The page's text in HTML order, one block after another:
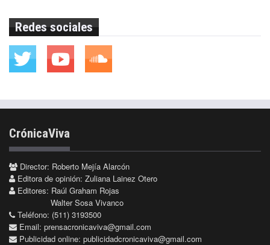
Redes sociales
CrónicaViva
Director: Roberto Mejía Alarcón
Editora de opinión: Zuliana Lainez Otero
Editores: Raúl Graham Rojas
Walter Sosa Vivanco
Teléfono: (511) 3193500
Email: prensacronicaviva@gmail.com
Publicidad online: publicidadcronicaviva@gmail.com